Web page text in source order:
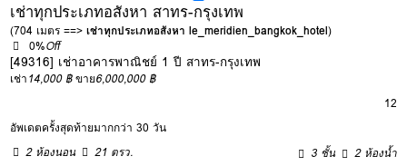
เช่าทุกประเภทอสังหา สาทร-กรุงเทพ
(704 เมตร ==>เช่าทุกประเภทอสังหา le_meridien_bangkok_hotel)
0%Off
[49316] เช่าอาคารพาณิชย์ 1 ปี สาทร-กรุงเทพ
เช่า14,000 ฿ ขาย6,000,000 ฿
12
อัพเดตครั้งสุดท้ายมากกว่า 30 วัน
2 ห้องนอน
21 ตรว. 3 ชั้น 2 ห้องน้ำ